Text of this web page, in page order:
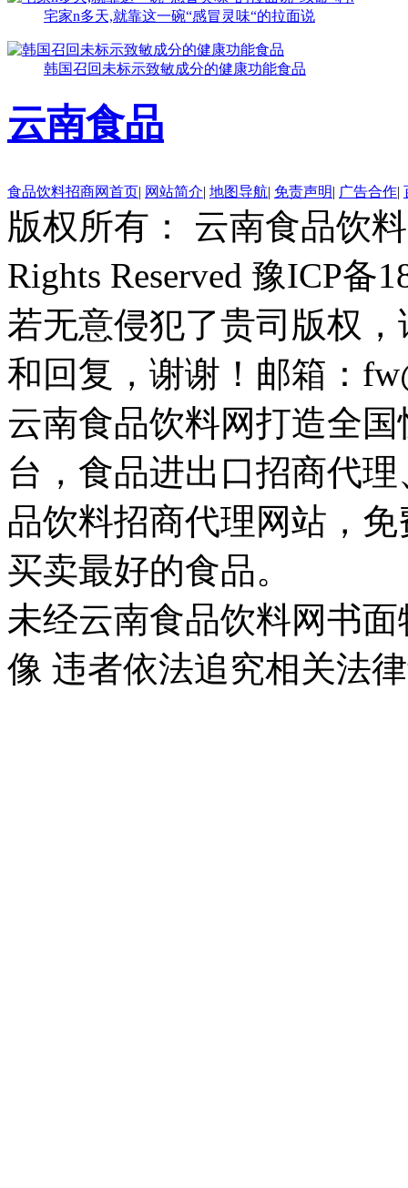
宅家n多天,就靠这一碗“感冒灵味“的拉面说
韩国召回未标示致敏成分的健康功能食品
云南食品
食品饮料招商网首页| 网站简介| 地图导航| 免责声明| 广告合作|
版权所有： 云南食品饮
Rights Reserved 豫ICP备
若无意侵犯了贵司版权
和回复，谢谢！邮箱：
云南食品饮料网打造全
台，食品进出口招商代
品饮料招商代理网站，
买卖最好的食品。
未经云南食品饮料网书
像 违者依法追究相关法